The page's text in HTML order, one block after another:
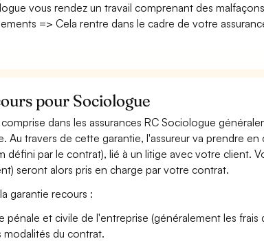
vous rendez un travail comprenant des
=> Cela rentre dans le cadre de votre
pour Sociologue
dans les assurances RC Sociologue
Au travers de cette garantie, l'assureur va prendre en
défini par le contrat), lié à un litige avec votre client.
seront alors pris en charge par votre contrat.
garantie recours :
pénale et civile de l'entreprise (généralement les frais
modalités du contrat.